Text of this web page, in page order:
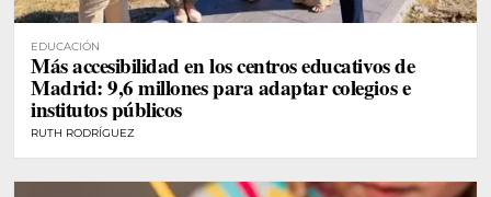
EDUCACIÓN
Más accesibilidad en los centros educativos de
Madrid: 9,6 millones para adaptar colegios e
institutos públicos
RUTH RODRÍGUEZ